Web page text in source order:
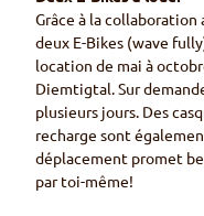
Grâce à la
deux E-Bikes (wave
location de mai à
Diemtigtal. Sur
plusieurs jours. Des
recharge sont
déplacement promet
par toi-même!